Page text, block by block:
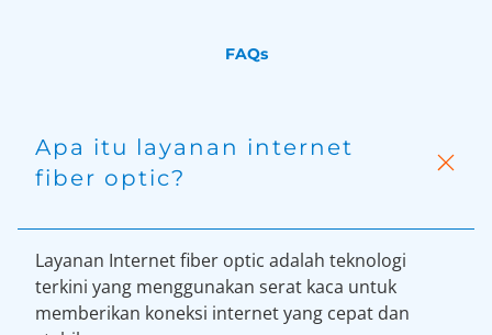
FAQs
Apa itu layanan internet
fiber optic?
Layanan Internet fiber optic adalah teknologi
terkini yang menggunakan serat kaca untuk
memberikan koneksi internet yang cepat dan